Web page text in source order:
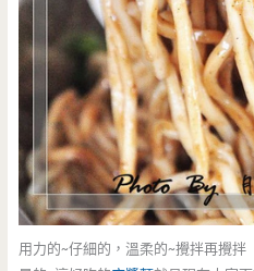
用力的~仔細的，溫柔的~攪拌再攪拌